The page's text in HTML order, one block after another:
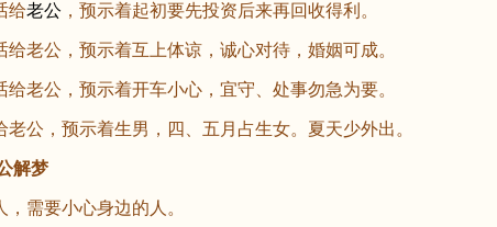
给老公，预示着起初要先投资后来再回收得利。
公，预示着互上体谅，诚心对待，婚姻可成。
公，预示着开车小心，宜守、处事勿急为要。
，预示着生男，四、五月占生女。夏天少外出。
解梦
需要小心身边的人。